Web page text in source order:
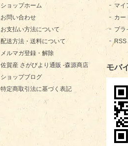
ショップホーム
お問い合わせ
お支払い方法について
配送方法・送料について
メルマガ登録・解除
佐賀産 さがびより通販 -森源商店
ショップブログ
特定商取引法に基づく表記
マイ
カー
プラ
RSS
モバ